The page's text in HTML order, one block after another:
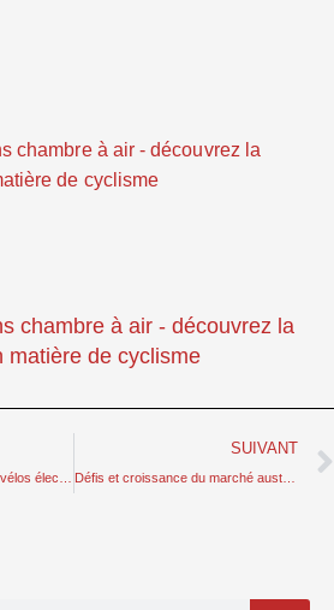
chambre à air - découvrez la
matière de cyclisme
SUIVANT